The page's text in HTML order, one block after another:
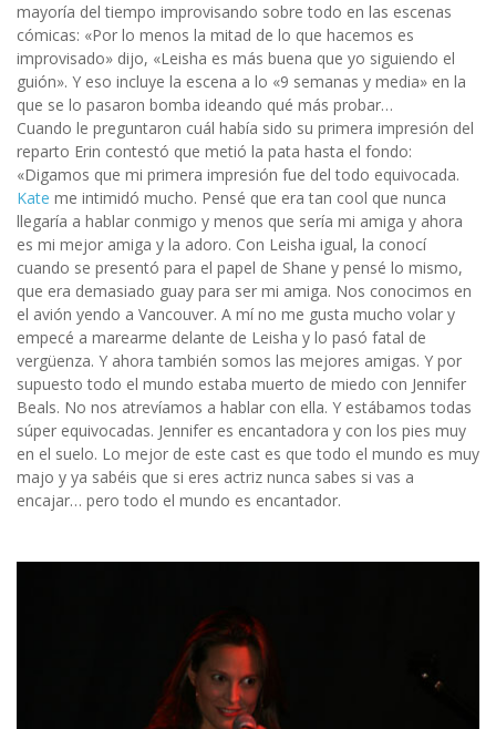
mayoría del tiempo improvisando sobre todo en las escenas
cómicas: «Por lo menos la mitad de lo que hacemos es
improvisado» dijo, «Leisha es más buena que yo siguiendo el
guión». Y eso incluye la escena a lo «9 semanas y media» en la
que se lo pasaron bomba ideando qué más probar…
Cuando le preguntaron cuál había sido su primera impresión del
reparto Erin contestó que metió la pata hasta el fondo:
«Digamos que mi primera impresión fue del todo equivocada.
Kate me intimidó mucho. Pensé que era tan cool que nunca
llegaría a hablar conmigo y menos que sería mi amiga y ahora
es mi mejor amiga y la adoro. Con Leisha igual, la conocí
cuando se presentó para el papel de Shane y pensé lo mismo,
que era demasiado guay para ser mi amiga. Nos conocimos en
el avión yendo a Vancouver. A mí no me gusta mucho volar y
empecé a marearme delante de Leisha y lo pasó fatal de
vergüenza. Y ahora también somos las mejores amigas. Y por
supuesto todo el mundo estaba muerto de miedo con Jennifer
Beals. No nos atrevíamos a hablar con ella. Y estábamos todas
súper equivocadas. Jennifer es encantadora y con los pies muy
en el suelo. Lo mejor de este cast es que todo el mundo es muy
majo y ya sabéis que si eres actriz nunca sabes si vas a
encajar… pero todo el mundo es encantador.